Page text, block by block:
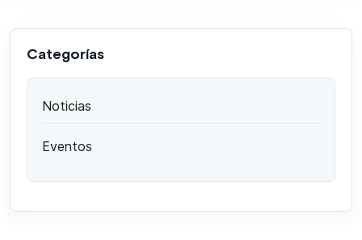
Categorías
Noticias
Eventos